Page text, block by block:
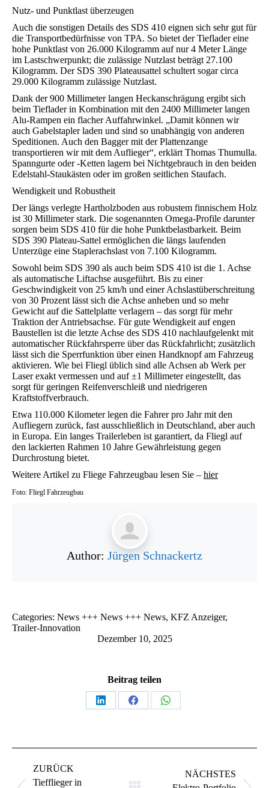
Nutz- und Punktlast überzeugen
Auch die sonstigen Details des SDS 410 eignen sich sehr gut für
die Transportbedürfnisse von TPA. So bietet der Tieflader eine
hohe Punktlast von 26.000 Kilogramm auf nur 4 Meter Länge
im Lastschwerpunkt; die zulässige Nutzlast beträgt 27.100
Kilogramm. Der SDS 390 Plateausattel schultert sogar circa
29.000 Kilogramm zulässige Nutzlast.
Dank der 900 Millimeter langen Heckanschrägung ergibt sich
beim Tieflader in Kombination mit den 2400 Millimeter langen
Alu-Rampen ein flacher Auffahrwinkel. „Damit können wir
auch Gabelstapler laden und sind so unabhängig von anderen
Speditionen. Auch den Bagger mit der Plattenzange
transportieren wir mit dem Auflieger“, erklärt Thomas Thumulla.
Spanngurte oder -Ketten lagern bei Nichtgebrauch in den beiden
Edelstahl-Staukästen oder im großen seitlichen Staufach.
Wendigkeit und Robustheit
Der längs verlegte Hartholzboden aus robustem finnischem Holz
ist 30 Millimeter stark. Die sogenannten Omega-Profile darunter
sorgen beim SDS 410 für die hohe Punktbelastbarkeit. Beim
SDS 390 Plateau-Sattel ermöglichen die längs laufenden
Unterzüge eine Staplerachslast von 7.100 Kilogramm.
Sowohl beim SDS 390 als auch beim SDS 410 ist die 1. Achse
als automatische Liftachse ausgeführt. Bis zu einer
Geschwindigkeit von 25 km/h und einer Achslastüberschreitung
von 30 Prozent lässt sich die Achse anheben und so mehr
Gewicht auf die Sattelplatte verlagern – das sorgt für mehr
Traktion der Antriebsachse. Für gute Wendigkeit auf engen
Baustellen ist die letzte Achse des SDS 410 nachlaufgelenkt mit
automatischer Rückfahrsperre über das Rückfahrlicht; zusätzlich
lässt sich die Sperrfunktion über einen Handknopf am Fahrzeug
aktivieren. Wie bei Fliegl üblich sind alle Achsen ab Werk per
Laser exakt vermessen und auf ±1 Millimeter eingestellt, das
sorgt für geringen Reifenverschleiß und niedrigeren
Kraftstoffverbrauch.
Etwa 110.000 Kilometer legen die Fahrer pro Jahr mit den
Aufliegern zurück, fast ausschließlich in Deutschland, aber auch
in Europa. Ein langes Trailerleben ist garantiert, da Fliegl auf
den lackierten Rahmen 10 Jahre Gewährleistung gegen
Durchrostung bietet.
Weitere Artikel zu Fliege Fahrzeugbau lesen Sie – hier
Foto: Fliegl Fahrzeugbau
Author: Jürgen Schnackertz
Categories: News +++ News +++ News, KFZ Anzeiger,
Trailer-Innovation
Dezember 10, 2025
Beitrag teilen
Teilen
Teilen
Teilen
ZURÜCK
Tiefflieger in
NÄCHSTES